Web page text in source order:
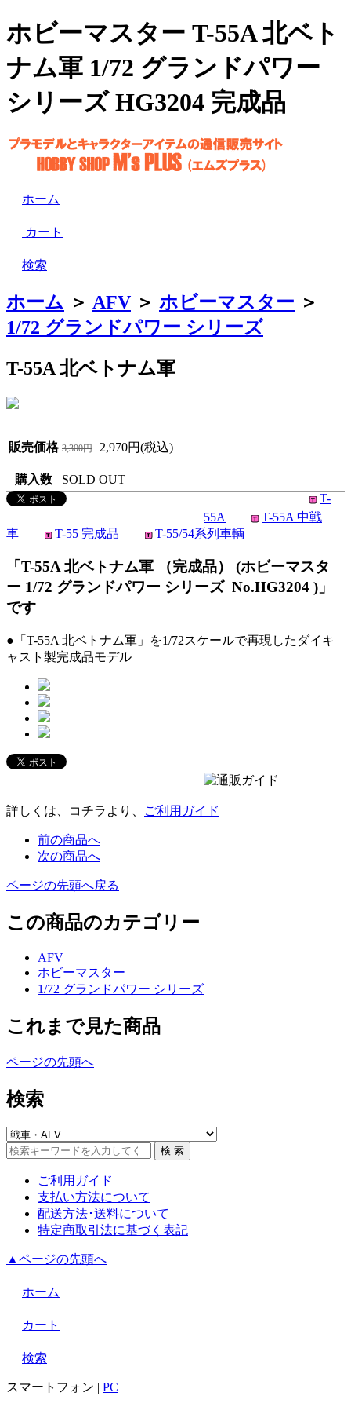
ホビーマスター T-55A 北ベト
ナム軍 1/72 グランドパワー
シリーズ HG3204 完成品
ホーム
カート
検索
ホーム ＞ AFV ＞ ホビーマスター ＞
1/72 グランドパワー シリーズ
T-55A 北ベトナム軍
販売価格 3,300円 2,970円(税込)
購入数
SOLD OUT
T-
55A
T-55A 中戦
車
T-55 完成品 T-55/54系列車輌
「T-55A 北ベトナム軍 （完成品） (ホビーマスタ
ー 1/72 グランドパワー シリーズ No.HG3204 )」
です
●「T-55A 北ベトナム軍」を1/72スケールで再現したダイキ
ャスト製完成品モデル
詳しくは、コチラより、 ご利用ガイド
前の商品へ
次の商品へ
ページの先頭へ戻る
この商品のカテゴリー
AFV
ホビーマスター
1/72 グランドパワー シリーズ
これまで見た商品
ページの先頭へ
検索
ご利用ガイド
支払い方法について
配送方法･送料について
特定商取引法に基づく表記
▲ページの先頭へ
ホーム
カート
検索
スマートフォン PC